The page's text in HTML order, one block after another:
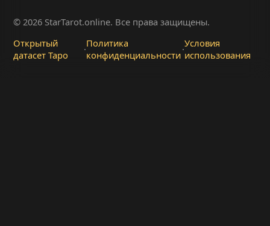
© 2026 StarTarot.online. Все права защищены.
Открытый
датасет Таро
·Политика
конфиденциальности·Условия
использования